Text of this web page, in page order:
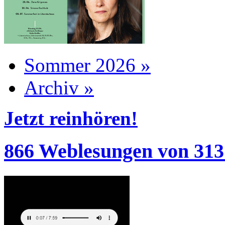
Sommer 2026 »
Archiv »
Jetzt reinhören!
866 Weblesungen von